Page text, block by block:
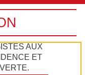
AUX
ET